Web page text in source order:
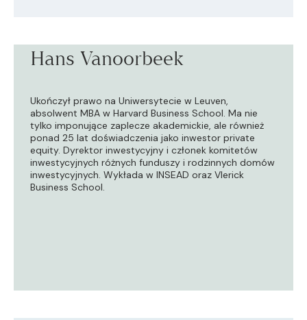
Hans Vanoorbeek
Ukończył prawo na Uniwersytecie w Leuven,
absolwent MBA w Harvard Business School. Ma nie
tylko imponujące zaplecze akademickie, ale również
ponad 25 lat doświadczenia jako inwestor private
equity. Dyrektor inwestycyjny i członek komitetów
inwestycyjnych różnych funduszy i rodzinnych domów
inwestycyjnych. Wykłada w INSEAD oraz Vlerick
Business School.